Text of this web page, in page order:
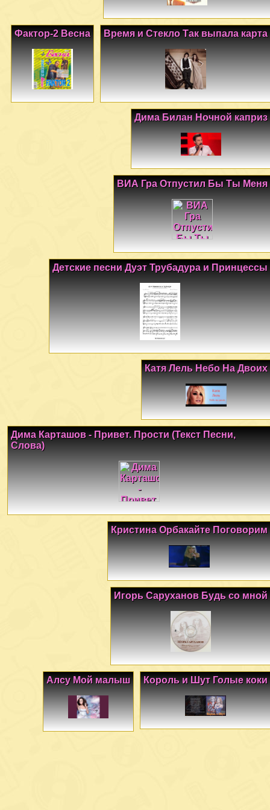
Время и Стекло Так выпала карта
Фактор-2 Весна
Дима Билан Ночной каприз
ВИА Гра Отпустил Бы Ты Меня
Детские песни Дуэт Трубадура и Принцессы
Катя Лель Небо На Двоих
Дима Карташов - Привет. Прости (Текст Песни,
Слова)
Кристина Орбакайте Поговорим
Игорь Саруханов Будь со мной
Король и Шут Голые коки
Алсу Мой малыш